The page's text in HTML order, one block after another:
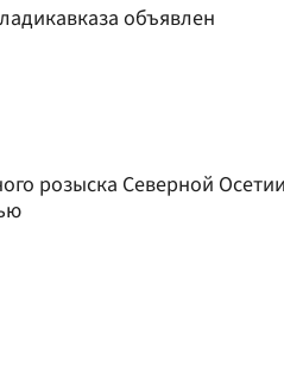
объявлен
розыска Северной